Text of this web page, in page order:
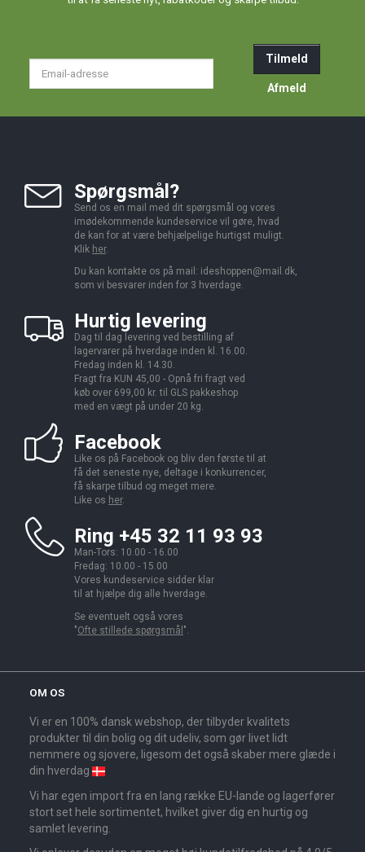
Tilmeld
Afmeld
Spørgsmål?
Send os en mail med dit spørgsmål og vores
imødekommende kundeservice vil gøre, hvad
de kan for at være behjælpelige hurtigst muligt.
Klik her.
Du kan kontakte os på mail: ideshoppen@mail.dk,
som vi besvarer inden for 3 hverdage.
Hurtig levering
Dag til dag levering ved bestilling af
lagervarer på hverdage inden kl. 16.00.
Fredag inden kl. 14.30.
Fragt fra KUN 45,00 - Opnå fri fragt ved
køb over 699,00 kr. til GLS pakkeshop
med en vægt på under 20 kg.
Facebook
Like os på Facebook og bliv den første til at
få det seneste nye, deltage i konkurrencer,
få skarpe tilbud og meget mere.
Like os her.
Ring +45 32 11 93 93
Man-Tors: 10.00 - 16.00
Fredag: 10.00 - 15.00
Vores kundeservice sidder klar
til at hjælpe dig alle hverdage.
Se eventuelt også vores
"Ofte stillede spørgsmål ".
OM OS
Vi er en 100% dansk webshop, der tilbyder kvalitets
produkter til din bolig og dit udeliv, som gør livet lidt
nemmere og sjovere, ligesom det også skaber mere glæde i
din hverdag
Vi har egen import fra en lang række EU-lande og lagerfører
stort set hele sortimentet, hvilket giver dig en hurtig og
samlet levering.